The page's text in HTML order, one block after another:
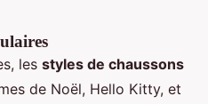
les styles de chaussons
de Noël, Hello Kitty, et